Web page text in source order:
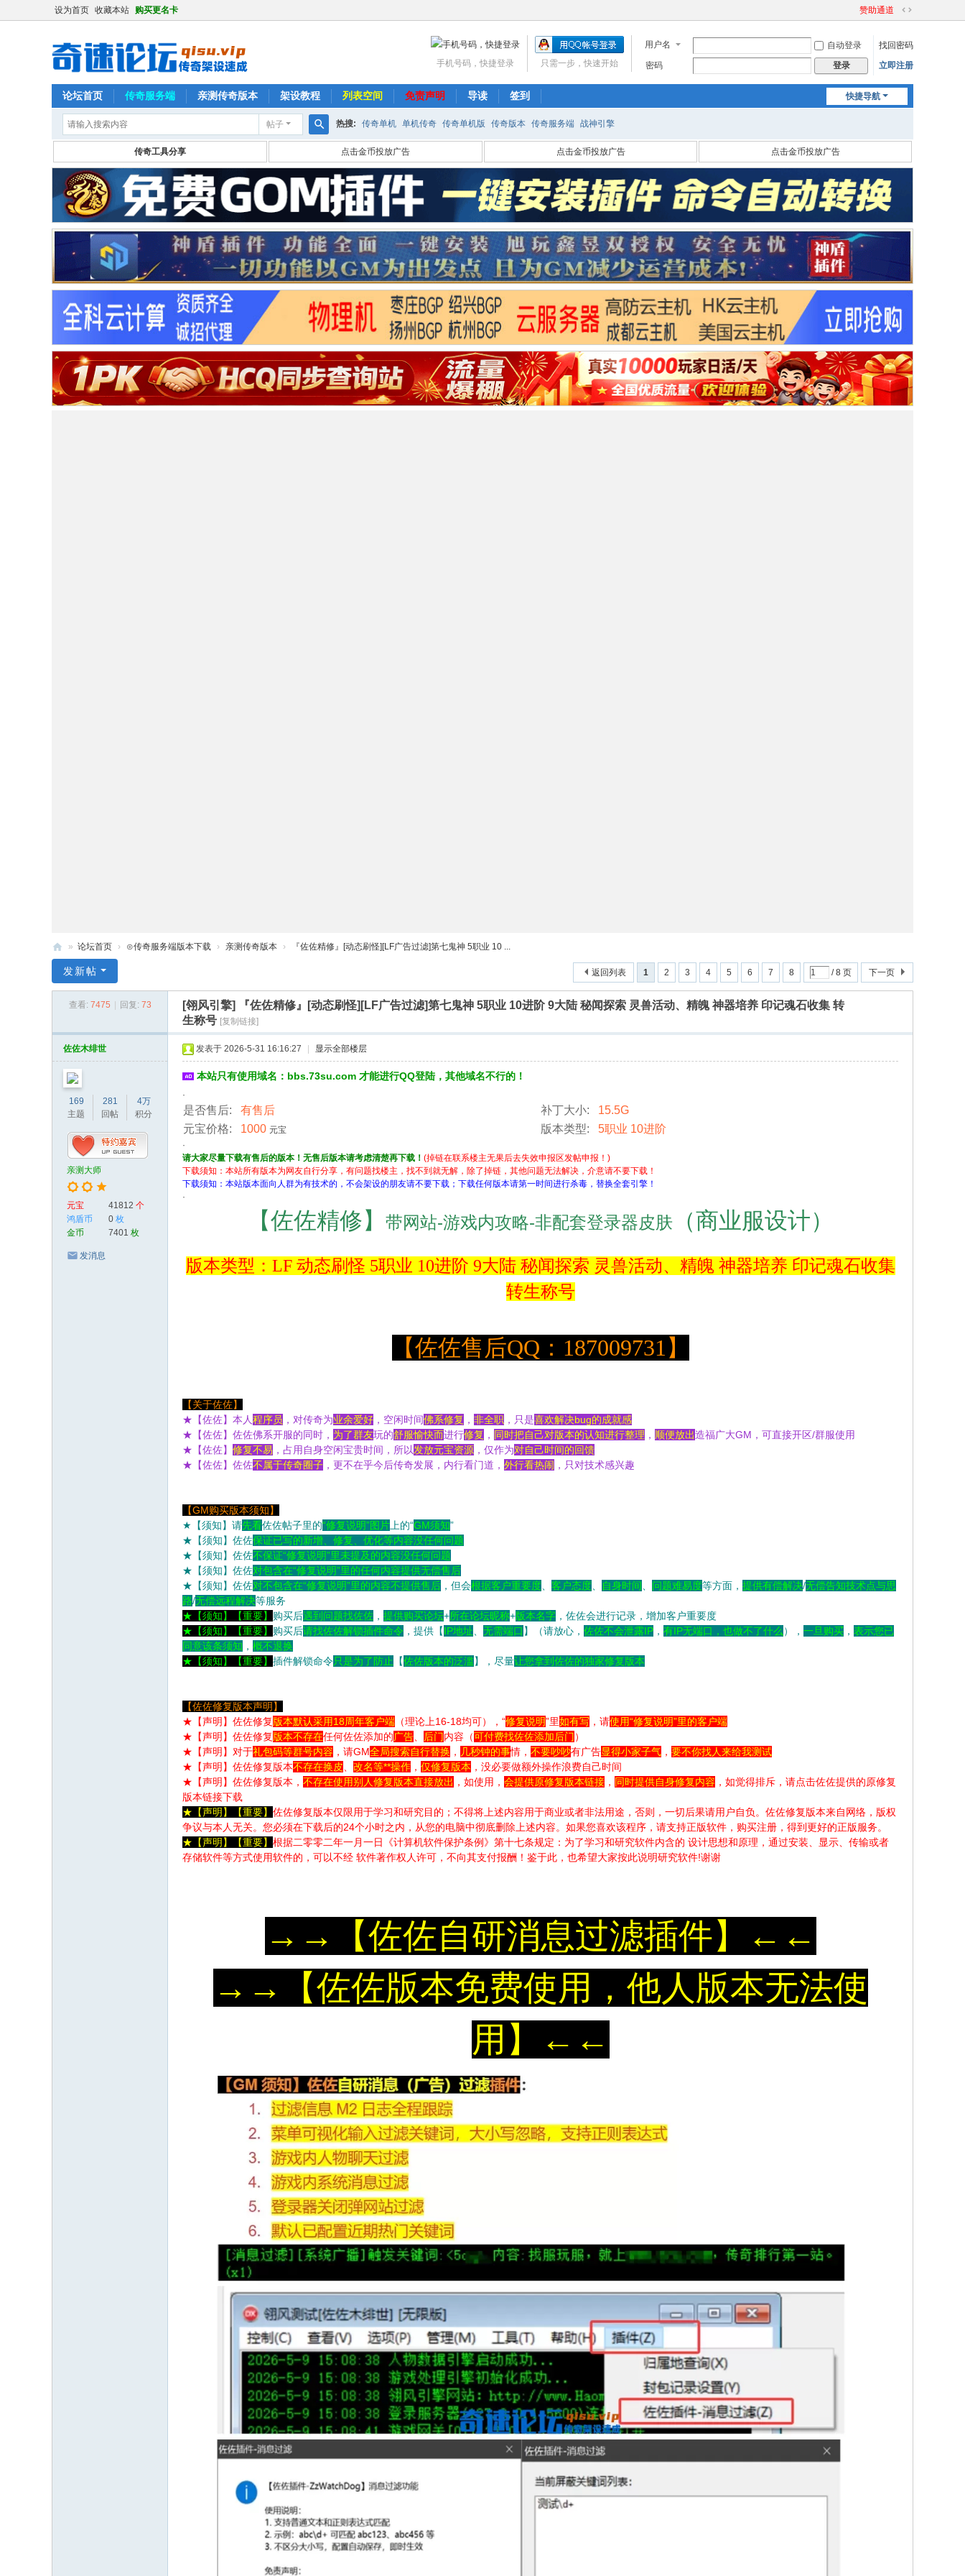
设为首页 收藏本站 购买更名卡 赞助通道
切
到
宽
用户名 自动登录
找回密码
密码
登录 立即注册
只需一步，快速开始
手机号码，快捷登录
快捷导航
论坛首页 传奇服务端 亲测传奇版本 架设教程 列表空间 免责声明 导读 签到
帖子
搜
索
热搜: 传奇单机 单机传奇 传奇单机版 传奇版本 传奇服务端 战神引擎
传奇工具分享 点击金币投放广告 点击金币投放广告 点击金币投放广告
奇
务
» 论坛首页 › ⊙传奇服务端版本下载 › 亲测传奇版本 › 『佐佐精修』[动态刷怪][LF广告过滤]第七鬼神 5职业 10 ...
1 2 3 4 5 6 7 8 / 8 页 下一页
返回列表
发新帖
查看: 7475 回复: 73 [翎风引擎]
『佐佐精修』[动态刷怪][LF广告过滤]第七鬼神 5职业 10进阶 9大陆 秘闻探索 灵兽活动、精魄 神器培养 印记魂石收集 转
生称号 [复制链接]
佐佐木绯世
169
主题
281
回帖
4万
积分
亲测大师
元宝 41812 个
鸿盾币
0 枚
金币
7401 枚
发消息
发表于 2026-5-31 16:16:27 显示全部楼层
本站只有使用域名：bbs.73su.com 才能进行QQ登陆，其他域名不行的！
·
是否售后: 有售后 补丁大小:
15.5G
元宝价格:
1000 元宝 版本类型: 5职业 10进阶
·
请大家尽量下载有售后的版本！无售后版本请考虑清楚再下载！ (掉链在联系楼主无果后去失效申报区发帖申报！)
下载须知：本站所有版本为网友自行分享，有问题找楼主，找不到就无解，除了掉链，其他问题无法解决，介意请不要下载！
下载须知：本站版本面向人群为有技术的，不会架设的朋友请不要下载；下载任何版本请第一时间进行杀毒，替换全套引擎！
·
【佐佐精修】 带网站-游戏内攻略-非配套登录器皮肤 （商业服设计）
版本类型 ： LF 动态刷怪 5职业 10进阶 9大陆 秘闻探索 灵兽活动、精魄 神器培养 印记魂石收集
转生称号
【佐佐售后QQ：187009731 】
【关于佐佐】
★ 【佐佐】本人程序员 ，对传奇为业余爱好 ，空闲时间佛系修复 ， 非全职 ，只是喜欢解决bug的成就感
★ 【佐佐】 佐佐佛系开服的同时， 为了群友玩的舒服愉快而进行修复 ， 同时把自己对版本的认知进行整理 ， 顺便放出造福广大GM，可直接开区/群服使用
★ 【佐佐】 修复不易 ，占用自身空闲宝贵时间，所以发放元宝资源 ，仅作为对自己时间的回馈
★ 【佐佐】 佐佐不属于传奇圈子 ，更不在乎今后传奇发展，内行看门道， 外行看热闹 ，只对技术感兴趣
【GM购买版本须知】
★【须知】请先看佐佐帖子里的“修复说明”图片 上的“GM须知”
★ 【须知】 佐佐保证已写的新增、修复、优化等内容没任何问题
★ 【须知】 佐佐不保证“修复说明”里未提及的内容没任何问题
★ 【须知】 佐佐对包含在“修复说明”里的任何内容提供无偿售后
★ 【须知】 佐佐对不包含在“修复说明”里的内容不提供售后 ，但会根据客户重要度 客户态度 自身时间 问题难易度等方面， 提供有偿解决/无偿告知技术点与思
路/无偿远程解决等服务
★ 【须知】 【重要】 购买后遇到问题找佐佐 ， 提供购买论坛+所在论坛昵称+版本名字 ，佐佐会进行记录，增加客户重要度
★ 【须知】 【重要】 购买后请找佐佐解锁插件命令 ，提供【IP地址 无需端口 】（请放心， 佐佐不会泄露IP ， 有IP无端口，也做不了什么 ）， 一旦购买 ， 表示您已
同意该条须知 ， 概不退换
★ 【须知】 【重要】 插件解锁命令只是为了防止 【佐佐版本的泛滥】，尽量让您拿到佐佐的独家修复版本
【佐佐修复版本声明】
★【声明】佐佐修复版本默认采用18周年客户端 （理论上16-18均可），“修复说明”里如有写 ，请使用“修复说明”里的客户端
★ 【声明】 佐佐修复版本不存在任何佐佐添加的广告 后门内容（可付费找佐佐添加后门）
★ 【声明】 对于礼包码等群号内容 ，请GM全局搜索自行替换 ， 几秒钟的事情， 不要吵吵有广告显得小家子气 ， 要不你找人来给我测试
★ 【声明】 佐佐修复版本不存在换皮 改名等**操作 ， 仅修复版本 ，没必要做额外操作浪费自己时间
★ 【声明】 佐佐修复版本， 不存在使用别人修复版本直接放出 ，如使用， 会提供原修复版本链接 ， 同时提供自身修复内容 ，如觉得排斥，请点击佐佐提供的原修复
版本链接下载
★ 【声明】 【重要】 佐佐修复版本仅限用于学习和研究目的；不得将上述内容用于商业或者非法用途，否则，一切后果请用户自负。佐佐修复版本来自网络，版权
争议与本人无关。您必须在下载后的24个小时之内，从您的电脑中彻底删除上述内容。如果您喜欢该程序，请支持正版软件，购买注册，得到更好的正版服务。
★ 【声明】 【重要】 根据二零零二年一月一日《计算机软件保护条例》第十七条规定：为了学习和研究软件内含的 设计思想和原理，通过安装、显示、传输或者
存储软件等方式使用软件的，可以不经 软件著作权人许可，不向其支付报酬！鉴于此，也希望大家按此说明研究软件!谢谢
→ → 【佐佐自研消息过滤插件】 ← ←
→ →
【佐佐版本免费使用，他人版本无法使
用】
← ←